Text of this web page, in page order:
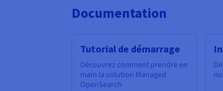
Documentation
Tutorial de démarrage
Découvrez comment prendre en
main la solution Managed
OpenSearch